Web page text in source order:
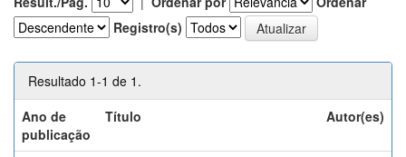
Registro(s)
Resultado 1-1 de 1.
Ano de
publicação
Título Autor(es)